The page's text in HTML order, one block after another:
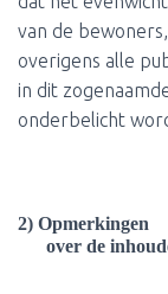
van de
overigens alle
in dit
onderbelicht
2) Opmerkingen
over de